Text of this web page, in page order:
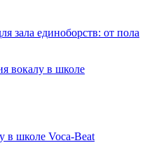
зала единоборств: от пола
в школе Voca-Beat